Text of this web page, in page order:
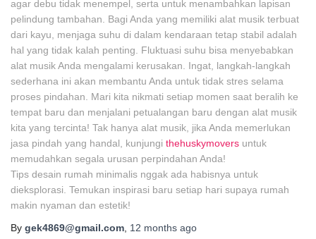
agar debu tidak menempel, serta untuk menambahkan lapisan
pelindung tambahan. Bagi Anda yang memiliki alat musik terbuat
dari kayu, menjaga suhu di dalam kendaraan tetap stabil adalah
hal yang tidak kalah penting. Fluktuasi suhu bisa menyebabkan
alat musik Anda mengalami kerusakan. Ingat, langkah-langkah
sederhana ini akan membantu Anda untuk tidak stres selama
proses pindahan. Mari kita nikmati setiap momen saat beralih ke
tempat baru dan menjalani petualangan baru dengan alat musik
kita yang tercinta! Tak hanya alat musik, jika Anda memerlukan
jasa pindah yang handal, kunjungi thehuskymovers untuk
memudahkan segala urusan perpindahan Anda!
Tips desain rumah minimalis nggak ada habisnya untuk
dieksplorasi. Temukan inspirasi baru setiap hari supaya rumah
makin nyaman dan estetik!
By gek4869@gmail.com 12 months ago